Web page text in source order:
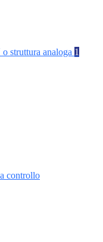
struttura analoga 1
controllo